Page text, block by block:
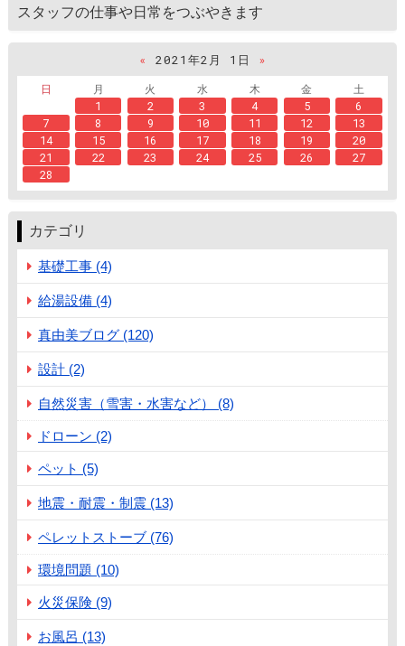
スタッフの仕事や日常をつぶやきます
« 2021年2月 1日
»
日
月 火 水 木 金
土
1
2 3 4 5
6
7
8 9 10 11 12
13
14
15 16 17 18 19
20
21
22 23 24 25 26
27
28
カテゴリ
基礎工事 (4)
給湯設備 (4)
真由美ブログ (120)
設計 (2)
自然災害（雪害・水害など） (8)
ドローン (2)
ペット (5)
地震・耐震・制震 (13)
ペレットストーブ (76)
環境問題 (10)
火災保険 (9)
お風呂 (13)